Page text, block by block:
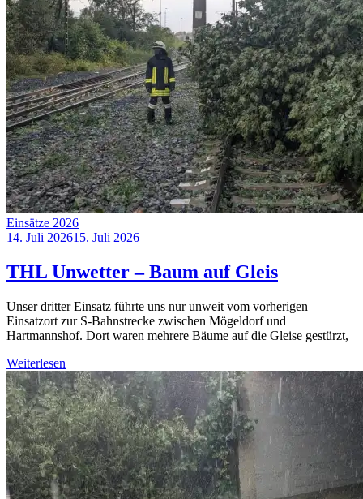
Einsätze 2026
14. Juli 202615. Juli 2026
THL Unwetter – Baum auf Gleis
Unser dritter Einsatz führte uns nur unweit vom vorherigen
Einsatzort zur S-Bahnstrecke zwischen Mögeldorf und
Hartmannshof. Dort waren mehrere Bäume auf die Gleise gestürzt,
Weiterlesen